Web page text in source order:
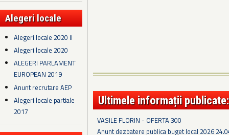
Alegeri locale
Alegeri locale 2020 II
Alegeri locale 2020
ALEGERI PARLAMENT
EUROPEAN 2019
Anunt recrutare AEP
Alegeri locale partiale
2017
Ultimele informații publicate:
VASILE FLORIN - OFERTA 300
Anunt dezbatere publica buget local 2026